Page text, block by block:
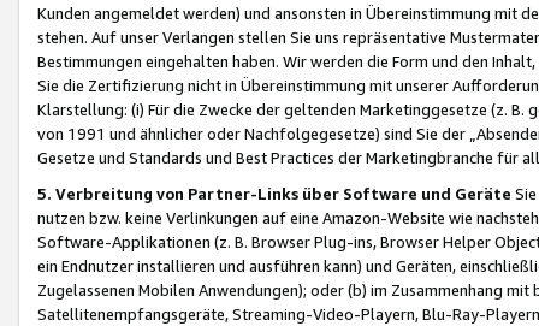
Kunden angemeldet werden) und ansonsten in Übereinstimmung mit
stehen. Auf unser Verlangen stellen Sie uns repräsentative
Bestimmungen eingehalten haben. Wir werden die Form und den
Sie die Zertifizierung nicht in Übereinstimmung mit unserer
Klarstellung: (i) Für die Zwecke der geltenden Marketinggesetze (z. B.
von 1991 und ähnlicher oder Nachfolgegesetze) sind Sie der
Gesetze und Standards und Best Practices der Marketingbranche für
5. Verbreitung von Partner-Links über Software und Geräte
nutzen bzw. keine Verlinkungen auf eine Amazon-Website wie
Software-Applikationen (z. B. Browser Plug-ins, Browser Helper
ein Endnutzer installieren und ausführen kann) und Geräten,
Zugelassenen Mobilen Anwendungen); oder (b) im Zusammenhang
Satellitenempfangsgeräte, Streaming-Video-Playern, Blu-Ray-